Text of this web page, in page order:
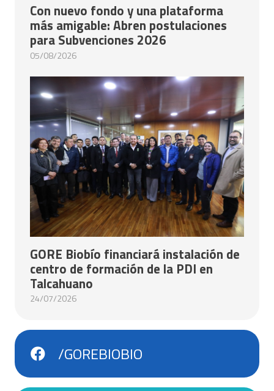
Con nuevo fondo y una plataforma
más amigable: Abren postulaciones
para Subvenciones 2026
05/08/2026
GORE Biobío financiará instalación de
centro de formación de la PDI en
Talcahuano
24/07/2026
/GOREBIOBIO